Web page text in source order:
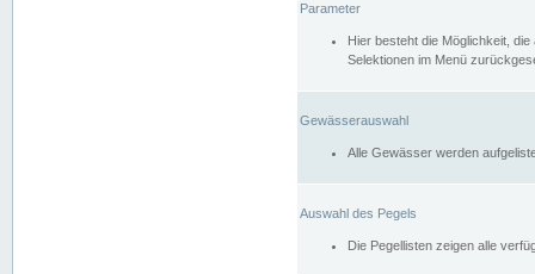
Parameter
Hier besteht die Möglichkeit,
Selektionen im Menü
Gewässerauswahl
Alle Gewässer werden
Auswahl des Pegels
Die Pegellisten zeigen alle